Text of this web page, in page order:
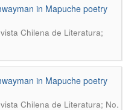
in Mapuche poetry
Chilena de Literatura;
in Mapuche poetry
Chilena de Literatura; No.